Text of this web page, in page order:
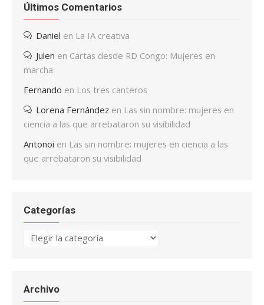
Últimos Comentarios
Daniel en La IA creativa
Julen en Cartas desde RD Congo: Mujeres en
marcha
Fernando en Los tres canteros
Lorena Fernández en Las sin nombre: mujeres en
ciencia a las que arrebataron su visibilidad
Antonoi en Las sin nombre: mujeres en ciencia a las
que arrebataron su visibilidad
Categorías
Categorías
Archivo